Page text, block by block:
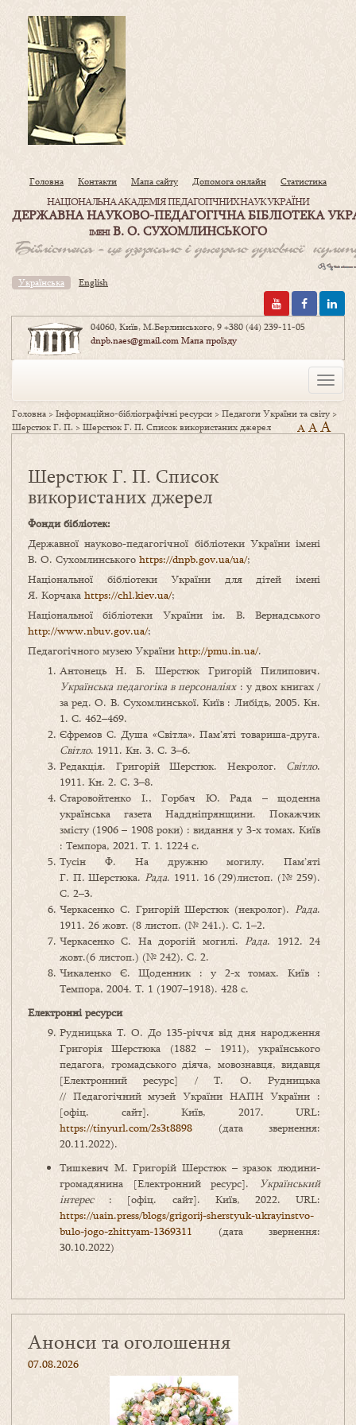
Головна Контакти Мапа сайту Допомога онлайн Статистика
НАЦІОНАЛЬНА АКАДЕМІЯ ПЕДАГОГІЧНИХ НАУК УКРАЇНИ
ДЕРЖАВНА НАУКОВО-ПЕДАГОГІЧНА БІБЛІОТЕКА
ІМЕНІВ. О. СУХОМЛИНСЬКОГО
Українська English
04060, Київ, М.Берлинського, 9+380 (44) 239-11-05
dnpb.naes@gmail.comМапа проїзду
Toggle
Головна >Інформаційно-бібліографічні ресурси >Педагоги України та світу>
Шерстюк Г. П. >Шерстюк Г. П. Список використаних джерел A AA
Шерстюк Г. П. Список
використаних джерел
Фонди бібліотек:
Державної науково-педагогічної бібліотеки України імені
В. О. Сухомлинського https://dnpb.gov.ua/ua/;
Національної бібліотеки України для дітей імені
Я. Корчака https://chl.kiev.ua/;
Національної бібліотеки України ім. В. Вернадського
http://www.nbuv.gov.ua/;
Педагогічного музею України http://pmu.in.ua/.
Антонець Н. Б. Шерстюк Григорій Пилипович.
Українська педагогіка в персоналіях: у двох книгах /
за ред. О. В. Сухомлинської. Київ : Либідь, 2005. Кн.
1. С. 462–469.
Єфремов С. Душа «Світла». Пам’яті товариша-друга.
Світло. 1911. Кн. 3. С. 3–6.
Редакція. Григорій Шерстюк. Некролог. Світло.
1911. Кн. 2. С. 3–8.
Старовойтенко І., Горбач Ю. Рада – щоденна
українська газета Наддніпрянщини. Покажчик
змісту (1906 – 1908 роки) : видання у 3-х томах. Київ
: Темпора, 2021. Т. 1. 1224 с.
Тусін Ф. На дружню могилу. Пам’яті
Г. П. Шерстюка.Рада. 1911. 16 (29)листоп. (№ 259).
С. 2–3.
Черкасенко С. Григорій Шерстюк (некролог). Рада.
1911. 26 жовт. (8 листоп. (№ 241.). С. 1–2.
Черкасенко С. На дорогій могилі.Рада. 1912. 24
жовт.(6 листоп.) (№ 242). С. 2.
Чикаленко Є. Щоденник : у 2-х томах. Київ :
Темпора, 2004. Т. 1 (1907–1918). 428 с.
Електронні ресурси
Рудницька Т. О. До 135-річчя від дня народження
Григорія Шерстюка (1882 – 1911), українського
педагога, громадського діяча, мовознавця, видавця
[Електронний ресурс] / Т. О. Рудницька
// Педагогічний музей України НАПН України :
[офіц. сайт]. Київ, 2017. URL:
https://tinyurl.com/2s3t8898 (дата звернення:
20.11.2022).
Тишкевич М. Григорій Шерстюк – зразок людини-
громадянина [Електронний ресурс].
Український
інтерес: [офіц. сайт]. Київ, 2022. URL:
https://uain.press/blogs/grigorij-sherstyuk-ukrayinstvo-
bulo-jogo-zhittyam-1369311 (дата звернення:
30.10.2022)
Анонси та оголошення
07.08.2026